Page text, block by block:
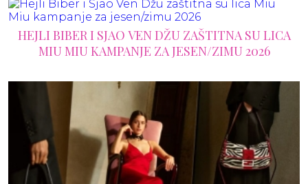
HEJLI BIBER I SJAO VEN DŽU ZAŠTITNA SU LICA
MIU MIU KAMPANJE ZA JESEN/ZIMU 2026